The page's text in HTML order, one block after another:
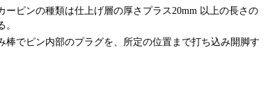
ーピンの種類は仕上げ層の厚さプラス20mm 以上の長さの
。
棒でピン内部のプラグを、所定の位置まで打ち込み開脚す